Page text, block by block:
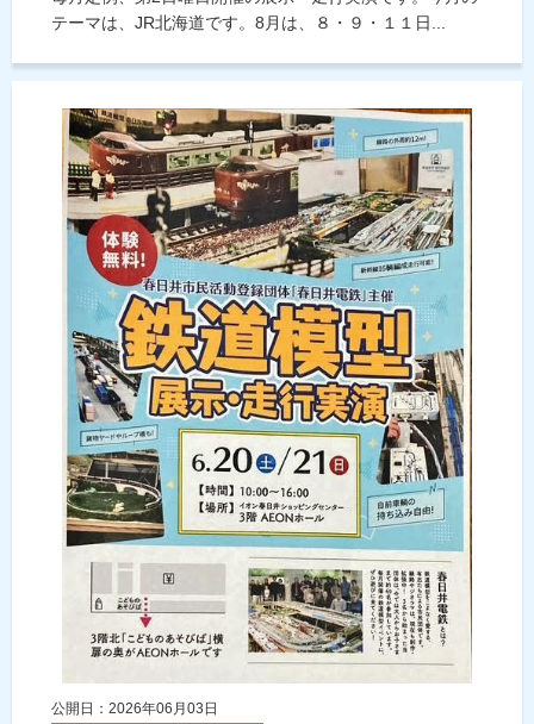
テーマは、JR北海道です。8月は、８・９・１１日...
公開日：2026年06月03日